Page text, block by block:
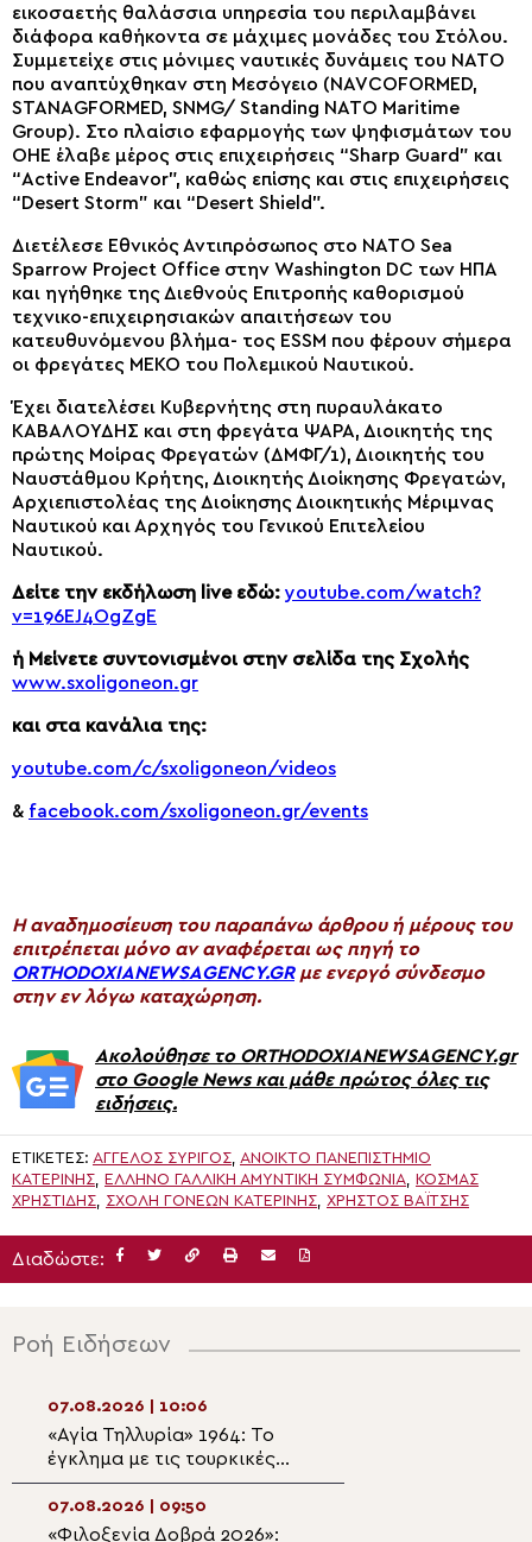
εικοσαετής θαλάσσια υπηρεσία του περιλαμβάνει
διάφορα καθήκοντα σε μάχιμες μονάδες του Στόλου.
Συμμετείχε στις μόνιμες ναυτικές δυνάμεις του ΝΑΤΟ
που αναπτύχθηκαν στη Μεσόγειο (NAVCOFORMED,
STANAGFORMED, SNMG/ Standing NATO Maritime
Group). Στο πλαίσιο εφαρμογής των ψηφισμάτων του
ΟΗΕ έλαβε μέρος στις επιχειρήσεις “Sharp Guard” και
“Active Endeavor”, καθώς επίσης και στις επιχειρήσεις
“Desert Storm” και “Desert Shield”.
Διετέλεσε Εθνικός Αντιπρόσωπος στο ΝΑΤΟ Sea
Sparrow Project Office στην Washington DC των ΗΠΑ
και ηγήθηκε της Διεθνούς Επιτροπής καθορισμού
τεχνικο-επιχειρησιακών απαιτήσεων του
κατευθυνόμενου βλήμα- τος ESSM που φέρουν σήμερα
οι φρεγάτες ΜΕΚΟ του Πολεμικού Ναυτικού.
Έχει διατελέσει Κυβερνήτης στη πυραυλάκατο
ΚΑΒΑΛΟΥΔΗΣ και στη φρεγάτα ΨΑΡΑ, Διοικητής της
πρώτης Μοίρας Φρεγατών (ΔΜΦΓ/1), Διοικητής του
Ναυστάθμου Κρήτης, Διοικητής Διοίκησης Φρεγατών,
Αρχιεπιστολέας της Διοίκησης Διοικητικής Μέριμνας
Ναυτικού και Αρχηγός του Γενικού Επιτελείου
Ναυτικού.
Δείτε την εκδήλωση live εδώ: youtube.com/watch?
v=196EJ4OgZgE
ή Μείνετε συντονισμένοι στην σελίδα της Σχολής
www.sxoligoneon.gr
και στα κανάλια της:
youtube.com/c/sxoligoneon/videos
& facebook.com/sxoligoneon.gr/events
H αναδημοσίευση του παραπάνω άρθρου ή μέρους του
επιτρέπεται μόνο αν αναφέρεται ως πηγή το
ORTHODOXIANEWSAGENCY.GRμε ενεργό σύνδεσμο
στην εν λόγω καταχώρηση.
Ακολούθησε το ORTHODOXIANEWSAGENCY.gr
στο Google News και μάθε πρώτος όλες τις
ειδήσεις.
ΕΤΙΚΈΤΕΣ: ΆΓΓΕΛΟΣ ΣΥΡΊΓΟΣ, ΑΝΟΙΚΤΟ ΠΑΝΕΠΙΣΤΗΜΙΟ
ΚΑΤΕΡΙΝΗΣ, ΕΛΛΗΝΟ ΓΑΛΛΙΚΗ ΑΜΥΝΤΙΚΗ ΣΥΜΦΩΝΙΑ, ΚΟΣΜΑΣ
ΧΡΗΣΤΙΔΗΣ, ΣΧΟΛΉ ΓΟΝΈΩΝ ΚΑΤΕΡΊΝΗΣ, ΧΡΗΣΤΟΣ ΒΑΪΤΣΗΣ
Διαδώστε:
Ροή Ειδήσεων
07.08.2026 | 10:06
«Αγία Τηλλυρία» 1964: Το
έγκλημα με τις τουρκικές
βόμβες ναπάλμ (ΒΙΝΤΕΟ)
07.08.2026 | 09:50
«Φιλοξενία Δοβρά 2026»: